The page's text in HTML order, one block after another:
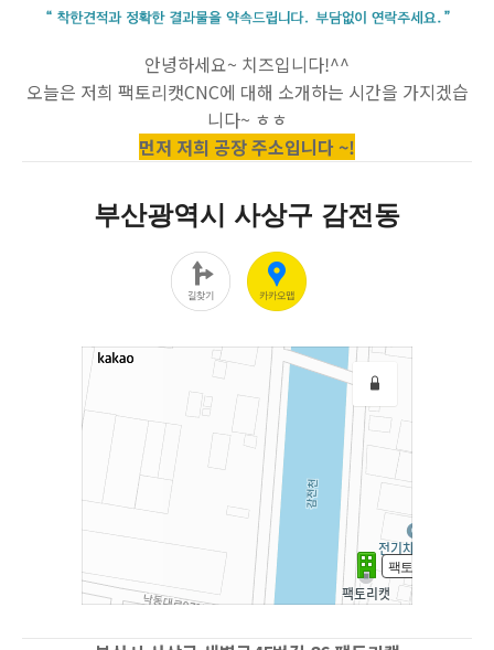
안녕하세요~ 치즈입니다!^^
오늘은 저희 팩토리캣CNC에 대해 소개하는 시간을 가지겠습
니다~ ㅎㅎ
먼저 저희 공장 주소입니다 ~!